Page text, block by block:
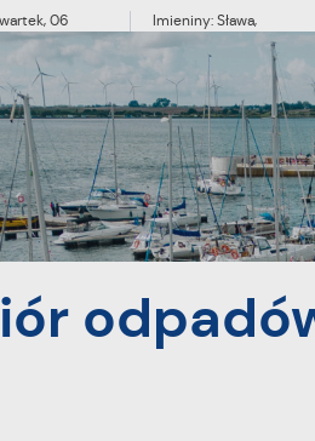
06
2026
Imieniny: Sława,
Jakub, Stefan
Deszcz
O MIEŚCIE
odpadów komunalnych bez zmian!